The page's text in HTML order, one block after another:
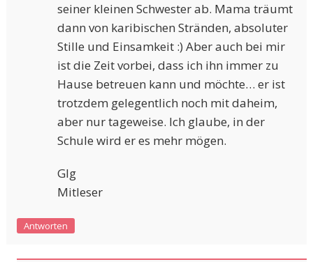
seiner kleinen Schwester ab. Mama träumt
dann von karibischen Stränden, absoluter
Stille und Einsamkeit :) Aber auch bei mir
ist die Zeit vorbei, dass ich ihn immer zu
Hause betreuen kann und möchte… er ist
trotzdem gelegentlich noch mit daheim,
aber nur tageweise. Ich glaube, in der
Schule wird er es mehr mögen.
Glg
Mitleser
Antworten